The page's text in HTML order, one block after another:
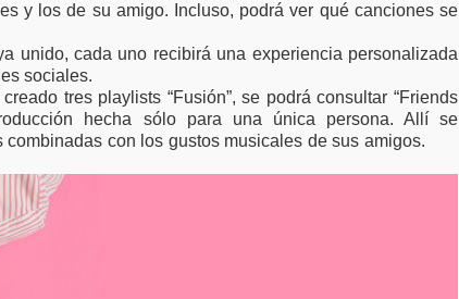
y los de su amigo. Incluso, podrá ver qué canciones se
unido, cada uno recibirá una experiencia personalizada
sociales.
tres playlists “Fusión”, se podrá consultar “Friends
hecha sólo para una única persona. Allí se
con los gustos musicales de sus amigos.